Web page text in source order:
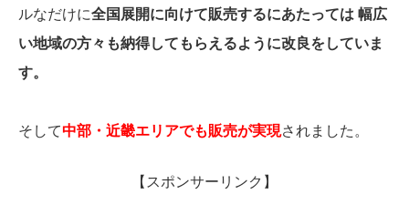
ルなだけに全国展開に向けて販売するにあたっては 幅広
い地域の方々も納得してもらえるように改良をしていま
す。
そして中部・近畿エリアでも販売が実現されました。
【スポンサーリンク】